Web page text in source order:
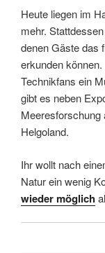
Heute liegen im
mehr.
denen Gäste das
erkunden
Technikfans ein
gibt es neben
Meeresforschung
Helgoland.
Ihr wollt nach
Natur ein wenig
wieder möglich